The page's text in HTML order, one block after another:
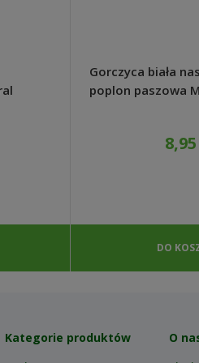
Gorczyca biała
poplon paszowa
8,95
DO
Kategorie produktów O